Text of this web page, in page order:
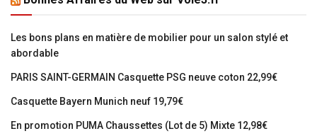
Les bons plans en matière de mobilier pour un salon stylé et
abordable
PARIS SAINT-GERMAIN Casquette PSG neuve coton 22,99€
Casquette Bayern Munich neuf 19,79€
En promotion PUMA Chaussettes (Lot de 5) Mixte 12,98€